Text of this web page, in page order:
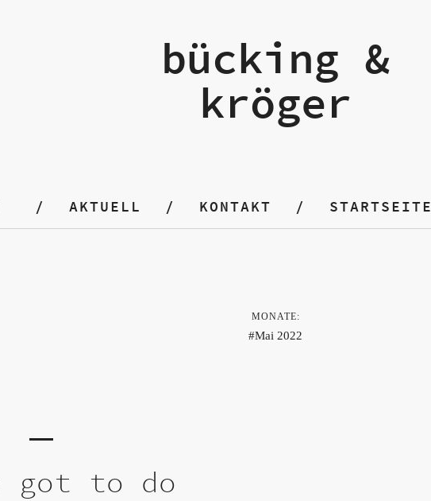
bücking &
kröger
AKTUELL KONTAKT STARTSEITE
MONATE:
Mai 2022
got to do